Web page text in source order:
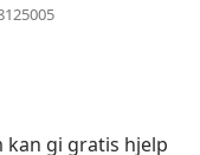
gi gratis hjelp